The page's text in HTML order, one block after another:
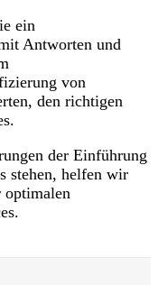
ein
Antworten und
von
den richtigen
der Einführung
stehen, helfen wir
optimalen